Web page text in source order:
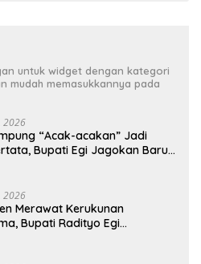
untuk widget dengan kategori
mudah memasukkannya pada
2026
“Acak-acakan” Jadi
Bupati Egi Jagokan Baru
2026
Merawat Kerukunan
Bupati Radityo Egi